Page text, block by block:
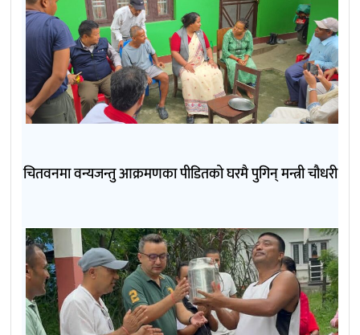
चितवनमा वन्यजन्तु आक्रमणका पीडितको घरमै पुगिन् मन्त्री चौधरी